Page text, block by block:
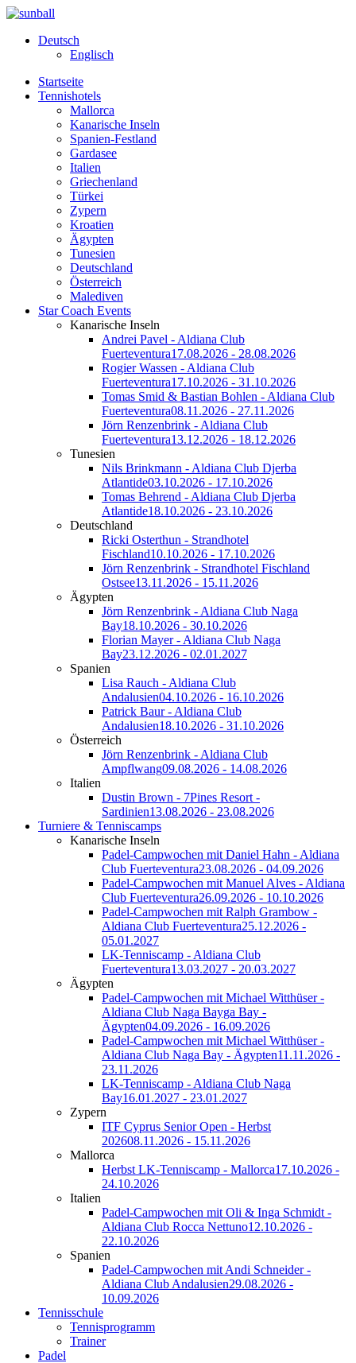
Deutsch
Englisch
Startseite
Tennishotels
Mallorca
Kanarische Inseln
Spanien-Festland
Gardasee
Italien
Griechenland
Türkei
Zypern
Kroatien
Ägypten
Tunesien
Deutschland
Österreich
Malediven
Star Coach Events
Kanarische Inseln
Andrei Pavel - Aldiana Club
Fuerteventura17.08.2026 - 28.08.2026
Rogier Wassen - Aldiana Club
Fuerteventura17.10.2026 - 31.10.2026
Tomas Smid & Bastian Bohlen - Aldiana Club
Fuerteventura08.11.2026 - 27.11.2026
Jörn Renzenbrink - Aldiana Club
Fuerteventura13.12.2026 - 18.12.2026
Tunesien
Nils Brinkmann - Aldiana Club Djerba
Atlantide03.10.2026 - 17.10.2026
Tomas Behrend - Aldiana Club Djerba
Atlantide18.10.2026 - 23.10.2026
Deutschland
Ricki Osterthun - Strandhotel
Fischland10.10.2026 - 17.10.2026
Jörn Renzenbrink - Strandhotel Fischland
Ostsee13.11.2026 - 15.11.2026
Ägypten
Jörn Renzenbrink - Aldiana Club Naga
Bay18.10.2026 - 30.10.2026
Florian Mayer - Aldiana Club Naga
Bay23.12.2026 - 02.01.2027
Spanien
Lisa Rauch - Aldiana Club
Andalusien04.10.2026 - 16.10.2026
Patrick Baur - Aldiana Club
Andalusien18.10.2026 - 31.10.2026
Österreich
Jörn Renzenbrink - Aldiana Club
Ampflwang09.08.2026 - 14.08.2026
Italien
Dustin Brown - 7Pines Resort -
Sardinien13.08.2026 - 23.08.2026
Turniere & Tenniscamps
Kanarische Inseln
Padel-Campwochen mit Daniel Hahn - Aldiana
Club Fuerteventura23.08.2026 - 04.09.2026
Padel-Campwochen mit Manuel Alves - Aldiana
Club Fuerteventura26.09.2026 - 10.10.2026
Padel-Campwochen mit Ralph Grambow -
Aldiana Club Fuerteventura25.12.2026 -
05.01.2027
LK-Tenniscamp - Aldiana Club
Fuerteventura13.03.2027 - 20.03.2027
Ägypten
Padel-Campwochen mit Michael Witthüser -
Aldiana Club Naga Bayga Bay -
Ägypten04.09.2026 - 16.09.2026
Padel-Campwochen mit Michael Witthüser -
Aldiana Club Naga Bay - Ägypten11.11.2026 -
23.11.2026
LK-Tenniscamp - Aldiana Club Naga
Bay16.01.2027 - 23.01.2027
Zypern
ITF Cyprus Senior Open - Herbst
202608.11.2026 - 15.11.2026
Mallorca
Herbst LK-Tenniscamp - Mallorca17.10.2026 -
24.10.2026
Italien
Padel-Campwochen mit Oli & Inga Schmidt -
Aldiana Club Rocca Nettuno12.10.2026 -
22.10.2026
Spanien
Padel-Campwochen mit Andi Schneider -
Aldiana Club Andalusien29.08.2026 -
10.09.2026
Tennisschule
Tennisprogramm
Trainer
Padel